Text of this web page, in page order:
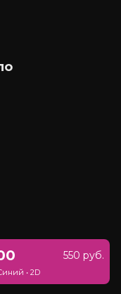
550 руб.
• 2D